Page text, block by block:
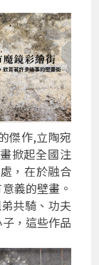
傑作,立陶宛
掀起全國注
，在於融合
義的壁畫。
共騎、功夫
，這些作品